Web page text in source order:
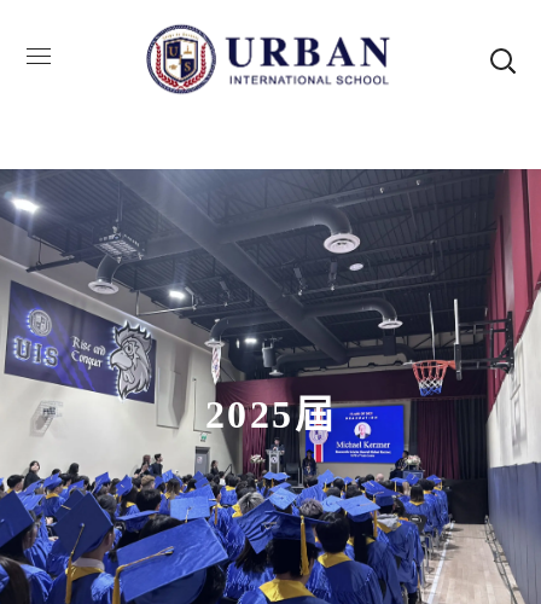
2025屆